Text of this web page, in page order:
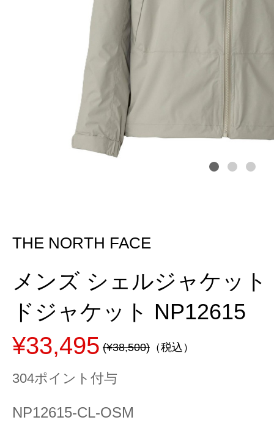
THE NORTH FACE
メンズ シェルジャケッ
ドジャケット NP12615
¥33,495 (¥38,500) （税込）
304ポイント付与
NP12615-CL-OSM